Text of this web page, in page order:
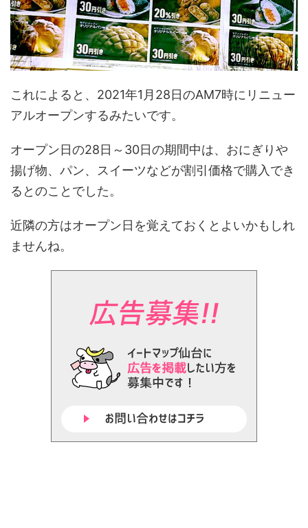
これによると、2021年1月28日のAM7時にリニュー
アルオープンするみたいです。
オープン日の28日～30日の期間中は、おにぎりや
揚げ物、パン、スイーツなどが割引価格で購入でき
るとのことでした。
近隣の方はオープン日を覚えておくとよいかもしれ
ませんね。